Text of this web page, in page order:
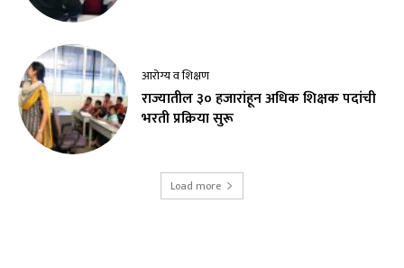
आरोग्य व शिक्षण
राज्यातील ३० हजारांहून अधिक शिक्षक पदांची
भरती प्रक्रिया सुरू
Load more